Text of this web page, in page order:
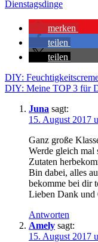
Dienstagsdinge
merken
teilen
teilen
DIY:
DIY: Meine TOP 3 für
Juna sagt:
15. August 2017
Ganz große
Werde gleich mal
Zutaten
Bin dabei, alles
bekomme bei dir
Lieben Dank und
Antworten
Amely sagt:
15. August 2017